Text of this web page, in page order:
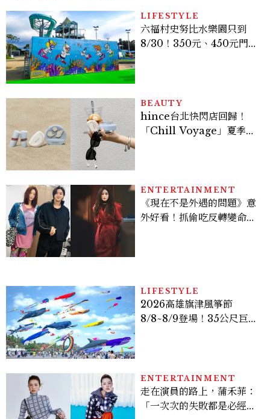
LIFESTYLE
六福村史努比水樂園只到
8/30！350元、450元門票
BEAUTY
hince台北快閃店回歸！
「Chill Voyage」夏季限
ENTERTAINMENT
《現在不是外遇的問題》意
外好看！抓偷吃反轉變命
LIFESTYLE
2026高雄旗津風箏節
8/8~8/9登場！35公尺巨大
ENTERTAINMENT
走在演員的路上，蒲禾菲：
「一次次的失敗都是必經過